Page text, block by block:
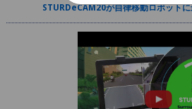
STURDeCAM20が自律移動ロボット